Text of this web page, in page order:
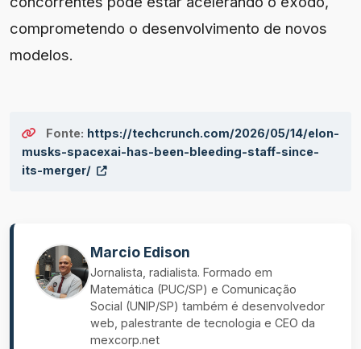
comprometendo o desenvolvimento de novos
modelos.
Fonte: https://techcrunch.com/2026/05/14/elon-
musks-spacexai-has-been-bleeding-staff-since-
its-merger/
Marcio Edison
Jornalista, radialista. Formado em
Matemática (PUC/SP) e Comunicação
Social (UNIP/SP) também é desenvolvedor
web, palestrante de tecnologia e CEO da
mexcorp.net